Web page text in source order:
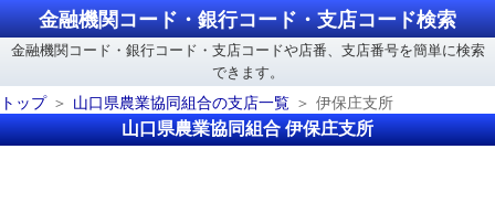
金融機関コード・銀行コード・支店コード検索
金融機関コード・銀行コード・支店コードや店番、支店番号を簡単に検索
できます。
トップ
山口県農業協同組合の支店一覧 伊保庄支所
山口県農業協同組合 伊保庄支所